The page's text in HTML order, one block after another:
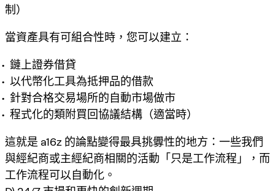
制）
當資產具有可組合性時，您可以建立：
鏈上證券借貸
以代幣化工具為抵押品的借款
針對合格交易場所的自動市場做市
程式化的類附買回協議結構（適當時）
這就是 a16z 的論點變得最具挑釁性的地方： 一些我們
與經紀商或主經紀商相關的活動「只是工作流程」，而
工作流程可以自動化。